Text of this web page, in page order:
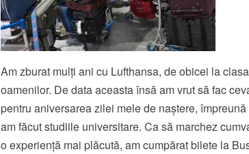
Am zburat mulți ani cu Lufthansa, de obicei la
oamenilor. De data aceasta însă am vrut să fac
pentru aniversarea zilei mele de naștere,
am făcut studiile universitare. Ca să marchez
o experiență mai plăcută, am cumpărat bilete la